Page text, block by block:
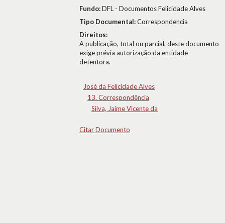
Fundo:DFL - Documentos Felicidade Alves
Tipo Documental:Correspondencia
Direitos:
A publicação, total ou parcial, deste documento
exige prévia autorização da entidade
detentora.
José da Felicidade Alves
13. Correspondência
Silva, Jaime Vicente da
Citar Documento